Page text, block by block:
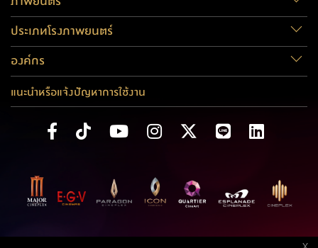
ประเภทโรงภาพยนตร์
องค์กร
แนะนำหรือแจ้งปัญหาการใช้งาน